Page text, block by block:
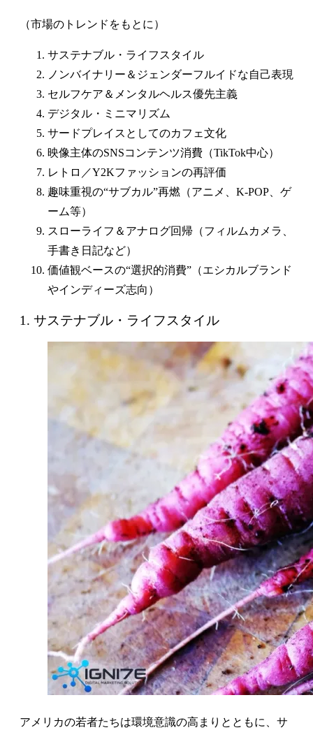
（市場のトレンドをもとに）
サステナブル・ライフスタイル
ノンバイナリー＆ジェンダーフルイドな自己表現
セルフケア＆メンタルヘルス優先主義
デジタル・ミニマリズム
サードプレイスとしてのカフェ文化
映像主体のSNSコンテンツ消費（TikTok中心）
レトロ／Y2Kファッションの再評価
趣味重視の“サブカル”再燃（アニメ、K-POP、ゲ
ーム等）
スローライフ＆アナログ回帰（フィルムカメラ、
手書き日記など）
価値観ベースの“選択的消費”（エシカルブランド
やインディーズ志向）
1. サステナブル・ライフスタイル
アメリカの若者たちは環境意識の高まりとともに、サ